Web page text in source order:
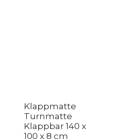
Klappmatte
Turnmatte
Klappbar 140 x
100 x 8 cm